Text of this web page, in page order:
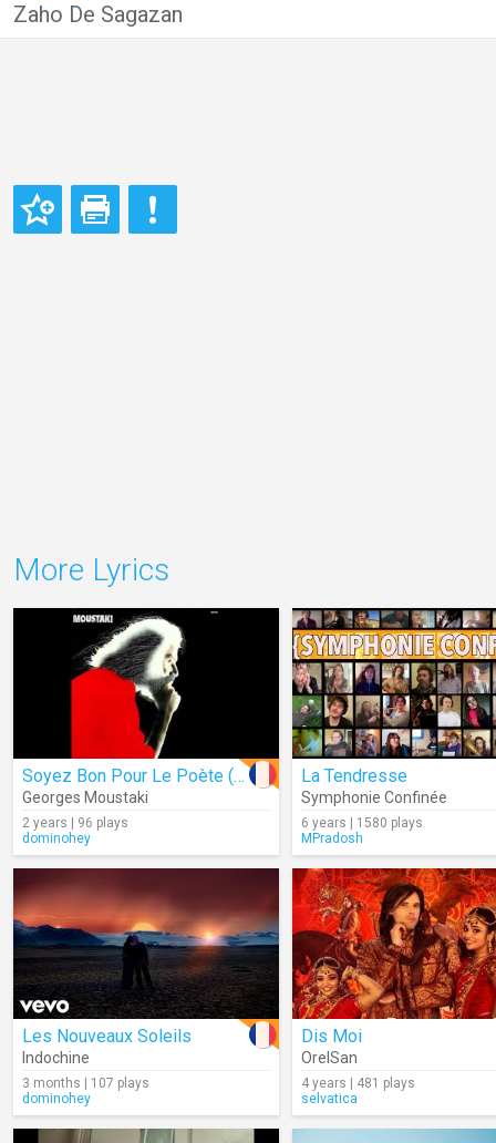
Zaho De Sagazan
More Lyrics
Soyez Bon Pour Le Poète (Audio)
Georges Moustaki
2 years | 96 plays
dominohey
La Tendresse
Symphonie Confinée
6 years | 1580 plays
MPradosh
Les Nouveaux Soleils
Indochine
3 months | 107 plays
dominohey
Dis Moi
OrelSan
4 years | 481 plays
selvatica